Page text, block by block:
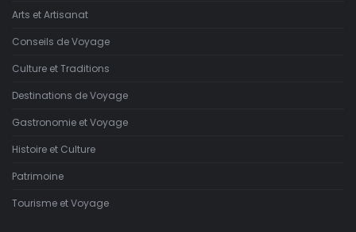
Arts et Artisanat
Conseils de Voyage
Culture et Traditions
Destinations de Voyage
Gastronomie et Voyage
Histoire et Culture
Patrimoine
Tourisme et Voyage